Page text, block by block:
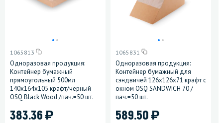
1065813
Одноразовая продукция:
Контейнер бумажный
прямоугольный 500мл
140х164х105 крафт/черный
OSQ Black Wood /пач.=50 шт.
383.36)
1065831
Одноразовая продукция:
Контейнер бумажный для
сэндвичей 126х126х71 крафт с
окном OSQ SANDWICH 70 /
пач.=50 шт.
589.50)